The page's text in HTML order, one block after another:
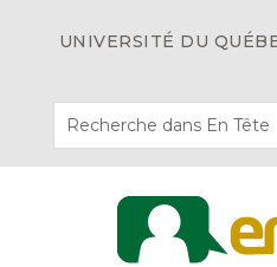
UNIVERSITÉ DU